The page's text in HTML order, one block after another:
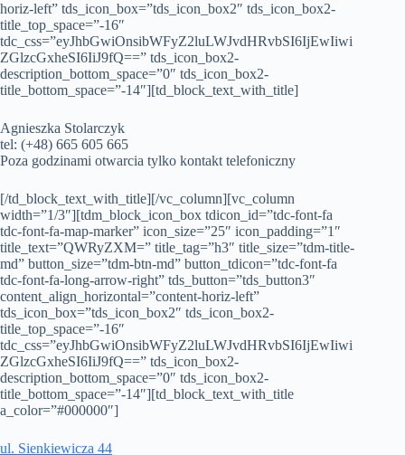
horiz-left” tds_icon_box=”tds_icon_box2″ tds_icon_box2-
title_top_space=”-16″
tdc_css=”eyJhbGwiOnsibWFyZ2luLWJvdHRvbSI6IjEwIiwi
ZGlzcGxheSI6IiJ9fQ==” tds_icon_box2-
description_bottom_space=”0″ tds_icon_box2-
title_bottom_space=”-14″][td_block_text_with_title]
Agnieszka Stolarczyk
tel: (+48) 665 605 665
Poza godzinami otwarcia tylko kontakt telefoniczny
[/td_block_text_with_title][/vc_column][vc_column
width=”1/3″][tdm_block_icon_box tdicon_id=”tdc-font-fa
tdc-font-fa-map-marker” icon_size=”25″ icon_padding=”1″
title_text=”QWRyZXM=” title_tag=”h3″ title_size=”tdm-title-
md” button_size=”tdm-btn-md” button_tdicon=”tdc-font-fa
tdc-font-fa-long-arrow-right” tds_button=”tds_button3″
content_align_horizontal=”content-horiz-left”
tds_icon_box=”tds_icon_box2″ tds_icon_box2-
title_top_space=”-16″
tdc_css=”eyJhbGwiOnsibWFyZ2luLWJvdHRvbSI6IjEwIiwi
ZGlzcGxheSI6IiJ9fQ==” tds_icon_box2-
description_bottom_space=”0″ tds_icon_box2-
title_bottom_space=”-14″][td_block_text_with_title
a_color=”#000000″]
ul. Sienkiewicza 44